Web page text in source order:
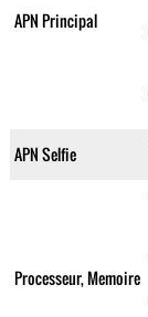
APN Principal
APN Selfie
Processeur, Memoire